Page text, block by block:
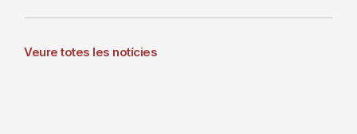
Veure totes les notícies